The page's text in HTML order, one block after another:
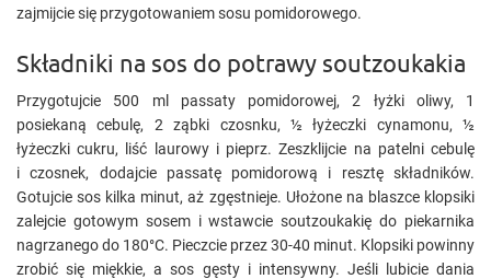
zajmijcie się przygotowaniem sosu pomidorowego.
Składniki na sos do potrawy soutzoukakia
Przygotujcie 500 ml passaty pomidorowej, 2 łyżki oliwy, 1
posiekaną cebulę, 2 ząbki czosnku, ½ łyżeczki cynamonu, ½
łyżeczki cukru, liść laurowy i pieprz. Zeszklijcie na patelni cebulę
i czosnek, dodajcie passatę pomidorową i resztę składników.
Gotujcie sos kilka minut, aż zgęstnieje. Ułożone na blaszce klopsiki
zalejcie gotowym sosem i wstawcie soutzoukakię do piekarnika
nagrzanego do 180°C. Pieczcie przez 30-40 minut. Klopsiki powinny
zrobić się miękkie, a sos gęsty i intensywny. Jeśli lubicie dania